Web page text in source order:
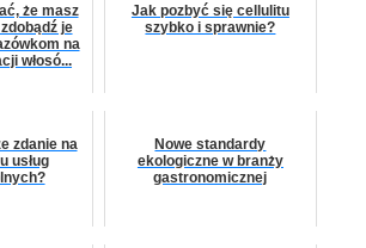
że masz
je
na
włosó...
Jak pozbyć się cellulitu
szybko i sprawnie?
zdanie na
usług
Nowe standardy
ekologiczne w branży
gastronomicznej